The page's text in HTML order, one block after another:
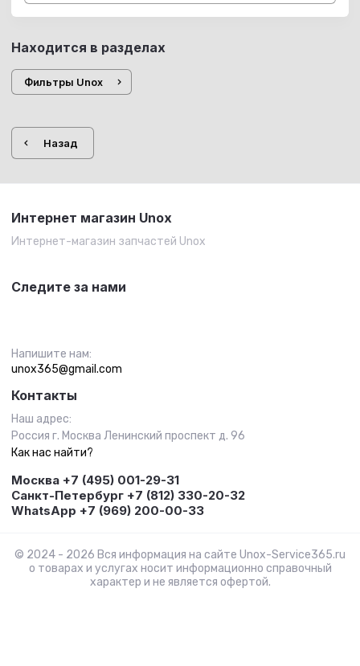
Находится в разделах
Фильтры Unox
Назад
Интернет магазин Unox
Интернет-магазин запчастей Unox
Следите за нами
Напишите нам:
unox365@gmail.com
Контакты
Наш адрес:
Россия г. Москва Ленинский проспект д. 96
Как нас найти?
Москва +7 (495) 001-29-31
Санкт-Петербург +7 (812) 330-20-32
WhatsApp +7 (969) 200-00-33
© 2024 - 2026 Вся информация на сайте Unox-Service365.ru
о товарах и услугах носит информационно справочный
характер и не является офертой.